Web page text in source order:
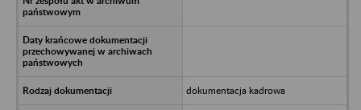
dokumentacja kadrowa